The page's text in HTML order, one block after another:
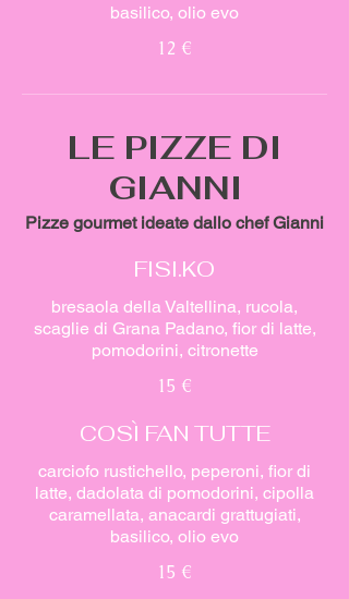
basilico, olio evo
12 €
LE PIZZE DI
GIANNI
Pizze gourmet ideate dallo chef Gianni
FISI.KO
bresaola della Valtellina, rucola,
scaglie di Grana Padano, fior di latte,
pomodorini, citronette
15 €
COSÌ FAN TUTTE
carciofo rustichello, peperoni, fior di
latte, dadolata di pomodorini, cipolla
caramellata, anacardi grattugiati,
basilico, olio evo
15 €